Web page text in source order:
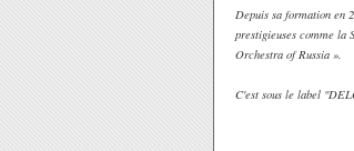
Depuis sa formation en
prestigieuses comme la
Orchestra of Russia ».
C'est sous le label